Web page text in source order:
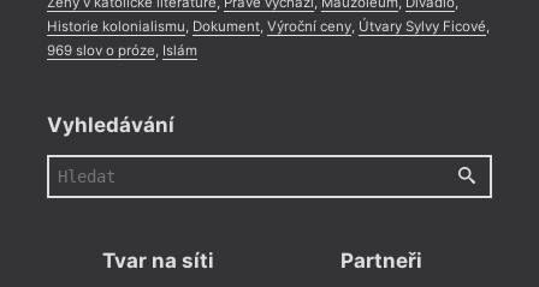
Historie kolonialismu, Dokument, Výroční ceny, Útvary Sylvy Ficové,
969 slov o próze, Islám
Vyhledávání
Tvar na síti Partneři